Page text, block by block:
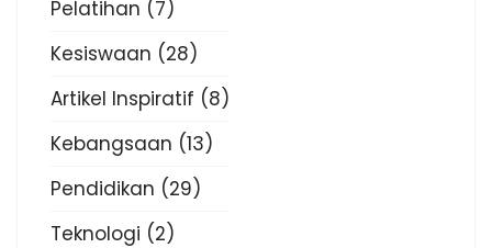
Pelatihan (7)
Kesiswaan (28)
Artikel Inspiratif (8)
Kebangsaan (13)
Pendidikan (29)
Teknologi (2)